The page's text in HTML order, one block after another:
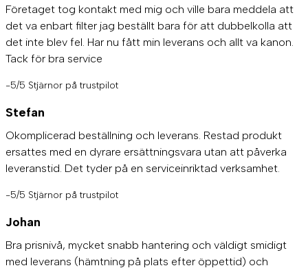
Företaget tog kontakt med mig och ville bara meddela att
det va enbart filter jag beställt bara för att dubbelkolla att
det inte blev fel. Har nu fått min leverans och allt va kanon.
Tack för bra service
-5/5 Stjärnor på trustpilot
Stefan
Okomplicerad beställning och leverans. Restad produkt
ersattes med en dyrare ersättningsvara utan att påverka
leveranstid. Det tyder på en serviceinriktad verksamhet.
-5/5 Stjärnor på trustpilot
Johan
Bra prisnivå, mycket snabb hantering och väldigt smidigt
med leverans (hämtning på plats efter öppettid) och